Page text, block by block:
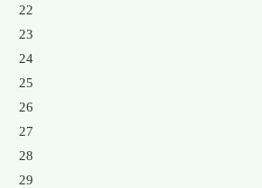
22
23
24
25
26
27
28
29